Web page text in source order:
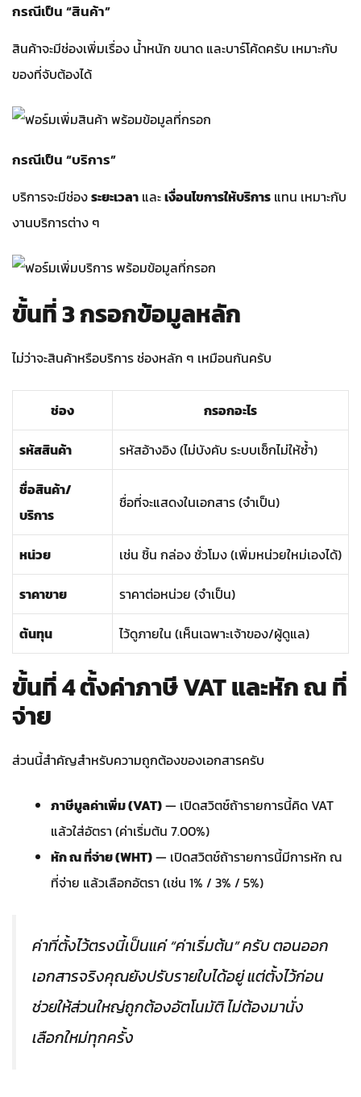
กรณีเป็น “สินค้า”
สินค้าจะมีช่องเพิ่มเรื่อง น้ำหนัก ขนาด และบาร์โค้ดครับ เหมาะกับ
ของที่จับต้องได้
กรณีเป็น “บริการ”
บริการจะมีช่องระยะเวลา และเงื่อนไขการให้บริการ แทน เหมาะกับ
งานบริการต่าง ๆ
ขั้นที่ 3 กรอกข้อมูลหลัก
ไม่ว่าจะสินค้าหรือบริการ ช่องหลัก ๆ เหมือนกันครับ
ช่อง กรอกอะไร
รหัสสินค้า รหัสอ้างอิง (ไม่บังคับ ระบบเช็กไม่ให้ซ้ำ)
ชื่อสินค้า/
บริการ
ชื่อที่จะแสดงในเอกสาร (จำเป็น)
หน่วย เช่น ชิ้น กล่อง ชั่วโมง (เพิ่มหน่วยใหม่เองได้)
ราคาขาย ราคาต่อหน่วย (จำเป็น)
ต้นทุน ไว้ดูภายใน (เห็นเฉพาะเจ้าของ/ผู้ดูแล)
ขั้นที่ 4 ตั้งค่าภาษี VAT และหัก ณ ที่
จ่าย
ส่วนนี้สำคัญสำหรับความถูกต้องของเอกสารครับ
ภาษีมูลค่าเพิ่ม (VAT)— เปิดสวิตช์ถ้ารายการนี้คิด VAT
แล้วใส่อัตรา (ค่าเริ่มต้น 7.00%)
หัก ณ ที่จ่าย (WHT)— เปิดสวิตช์ถ้ารายการนี้มีการหัก ณ
ที่จ่าย แล้วเลือกอัตรา (เช่น 1% / 3% / 5%)
ค่าที่ตั้งไว้ตรงนี้เป็นแค่ “ค่าเริ่มต้น” ครับ ตอนออก
เอกสารจริงคุณยังปรับรายใบได้อยู่ แต่ตั้งไว้ก่อน
ช่วยให้ส่วนใหญ่ถูกต้องอัตโนมัติ ไม่ต้องมานั่ง
เลือกใหม่ทุกครั้ง